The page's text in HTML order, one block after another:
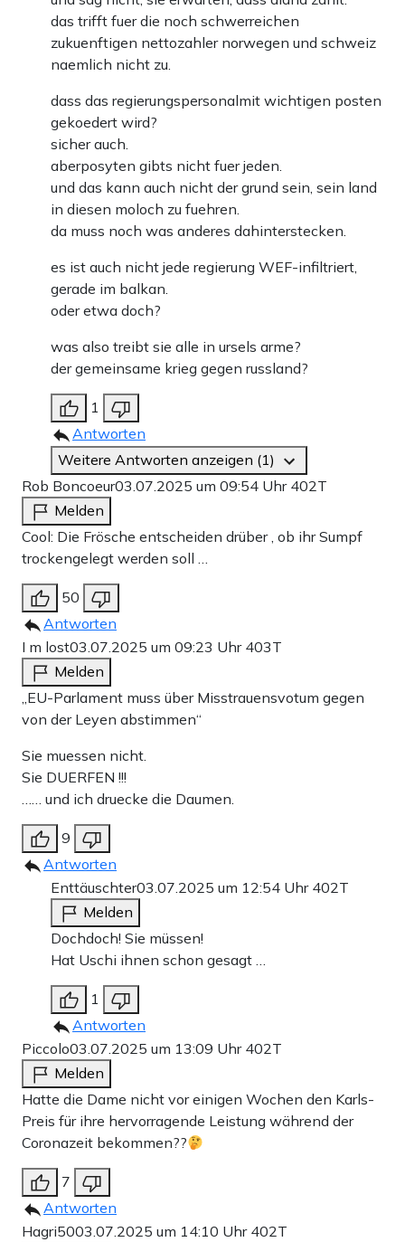
das trifft fuer die noch schwerreichen
zukuenftigen nettozahler norwegen und schweiz
naemlich nicht zu.
dass das regierungspersonalmit wichtigen posten
gekoedert wird?
sicher auch.
aberposyten gibts nicht fuer jeden.
und das kann auch nicht der grund sein, sein land
in diesen moloch zu fuehren.
da muss noch was anderes dahinterstecken.
es ist auch nicht jede regierung WEF-infiltriert,
gerade im balkan.
oder etwa doch?
was also treibt sie alle in ursels arme?
der gemeinsame krieg gegen russland?
1
Antworten
Weitere Antworten anzeigen (1)
Rob Boncoeur03.07.2025 um 09:54 Uhr 402T
Melden
Cool: Die Frösche entscheiden drüber , ob ihr Sumpf
trockengelegt werden soll …
50
Antworten
I m lost03.07.2025 um 09:23 Uhr 403T
Melden
„EU-Parlament muss über Misstrauensvotum gegen
von der Leyen abstimmen“
Sie muessen nicht.
Sie DUERFEN !!!
…… und ich druecke die Daumen.
9
Antworten
Enttäuschter03.07.2025 um 12:54 Uhr 402T
Melden
Dochdoch! Sie müssen!
Hat Uschi ihnen schon gesagt …
1
Antworten
Piccolo03.07.2025 um 13:09 Uhr 402T
Melden
Hatte die Dame nicht vor einigen Wochen den Karls-
Preis für ihre hervorragende Leistung während der
Coronazeit bekommen??
7
Antworten
Hagri5003.07.2025 um 14:10 Uhr 402T